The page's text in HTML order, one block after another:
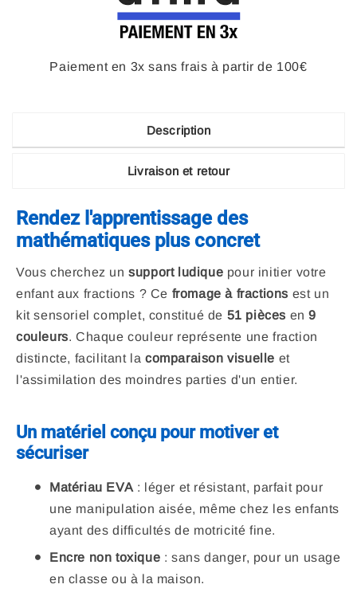
Paiement en 3x sans frais à partir de 100€
Description
Livraison et retour
Rendez l'apprentissage des
mathématiques plus concret
Vous cherchez unsupport ludique pour initier votre
enfant aux fractions ? Ce fromage à fractions est un
kit sensoriel complet, constitué de 51 pièces en9
couleurs. Chaque couleur représente une fraction
distincte, facilitant lacomparaison visuelle et
l'assimilation des moindres parties d'un entier.
Un matériel conçu pour motiver et
sécuriser
Matériau EVA : léger et résistant, parfait pour
une manipulation aisée, même chez les enfants
ayant des difficultés de motricité fine.
Encre non toxique : sans danger, pour un usage
en classe ou à la maison.